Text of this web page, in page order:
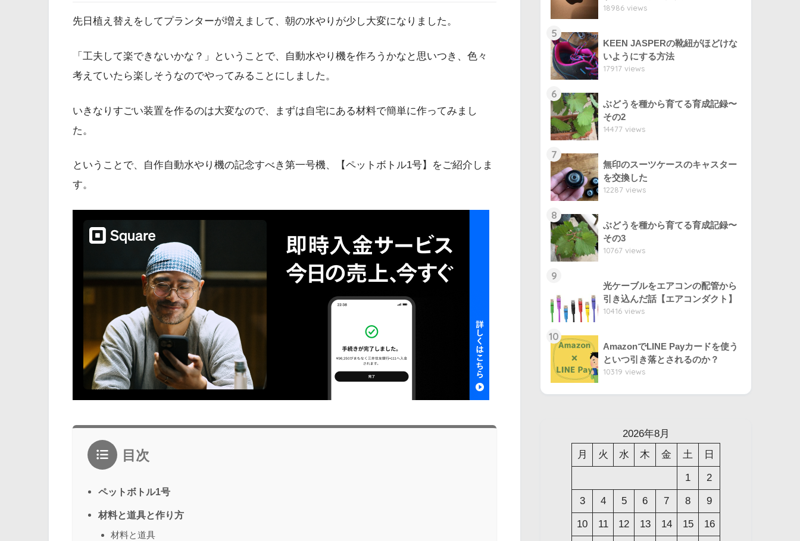
先日植え替えをしてプランターが増えまして、朝の水やりが少し大変になりました。
「工夫して楽できないかな？」ということで、自動水やり機を作ろうかなと思いつき、色々
考えていたら楽しそうなのでやってみることにしました。
いきなりすごい装置を作るのは大変なので、まずは自宅にある材料で簡単に作ってみまし
た。
ということで、自作自動水やり機の記念すべき第一号機、【ペットボトル1号】をご紹介しま
す。
目次
ペットボトル1号
材料と道具と作り方
材料と道具
18986 views
5
KEEN JASPERの靴紐がほどけな
いようにする方法
17917 views
6
ぶどうを種から育てる育成記録〜
その2
14477 views
7
無印のスーツケースのキャスター
を交換した
12287 views
8
ぶどうを種から育てる育成記録〜
その3
10767 views
9
光ケーブルをエアコンの配管から
引き込んだ話【エアコンダクト】
10416 views
10
AmazonでLINE Payカードを使う
といつ引き落とされるのか？
10319 views
2026年8月
月
火 水 木 金 土 日
1 2
3 4 5 6 7 8 9
10 11 12 13 14 15 16